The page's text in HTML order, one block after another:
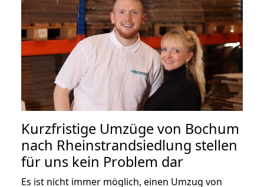
Kurzfristige Umzüge von Bochum
nach Rheinstrandsiedlung stellen
für uns kein Problem dar
Es ist nicht immer möglich, einen Umzug von